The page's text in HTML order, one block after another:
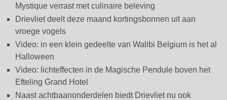
Mystique verrast met culinaire beleving
Drievliet deelt deze maand kortingsbonnen uit aan
vroege vogels
Video: in een klein gedeelte van Walibi Belgium is het al
Halloween
Video: lichteffecten in de Magische Pendule boven het
Efteling Grand Hotel
Naast achtbaanonderdelen biedt Drievliet nu ook